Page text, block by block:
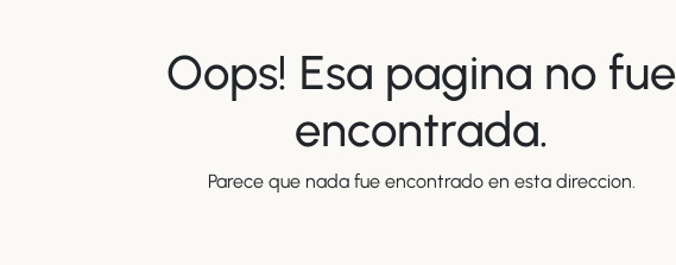
Oops! Esa pagina no fue
encontrada.
Parece que nada fue encontrado en esta direccion.